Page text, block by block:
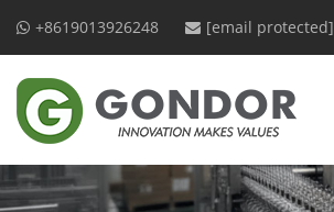
+8619013926248 [email protected]